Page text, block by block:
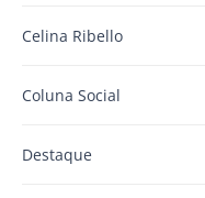
Celina Ribello
Coluna Social
Destaque